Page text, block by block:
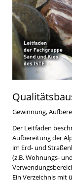
Gewinnung,
Der Leitfaden
Aufbereitung der
im Erd- und
(z.B. Wohnungs-
Ein Verzeichnis mit